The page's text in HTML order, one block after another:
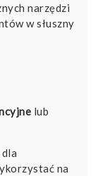
narzędzi
w słuszny
lub
na